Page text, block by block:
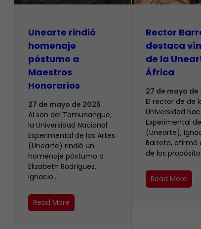
Unearte rindió
homenaje
póstumo a
Maestros
Honorarios
27 de mayo de 2025
Al son del Tamunangue,
la Universidad Nacional
Experimental de las Artes
(Unearte) rindió un
homenaje póstumo a
Elizabeth Rodríguez,
Ignacio…
Read More
Rector
destaca
de la
África
27 de mayo de
El rector de de
Universidad
Experimental
(Unearte),
Barreto, afirmó
de los
Read More